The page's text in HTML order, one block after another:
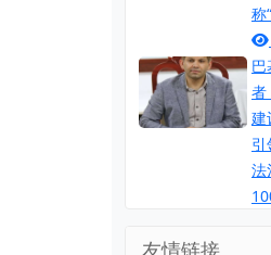
称
巴
者
建
引
法